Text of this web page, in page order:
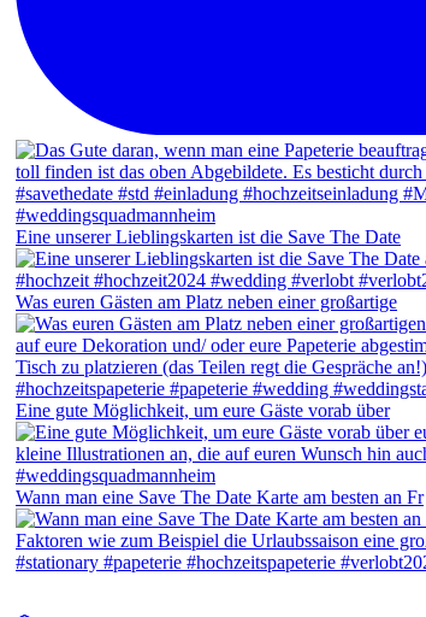
Eine unserer Lieblingskarten ist die Save The Date
Was euren Gästen am Platz neben einer großartige
Eine gute Möglichkeit, um eure Gäste vorab über
Wann man eine Save The Date Karte am besten an Fr